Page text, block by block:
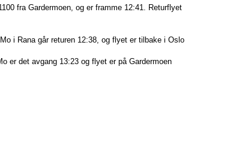
fra Gardermoen, og er framme 12:41. Returflyet
i Rana går returen 12:38, og flyet er tilbake i Oslo
er det avgang 13:23 og flyet er på Gardermoen